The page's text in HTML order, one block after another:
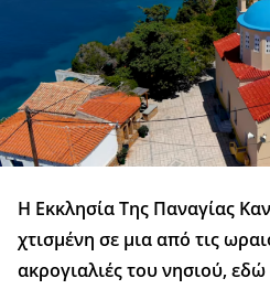
Η Εκκλησία Της Παναγίας
χτισμένη σε μια από τις
ακρογιαλιές του νησιού,